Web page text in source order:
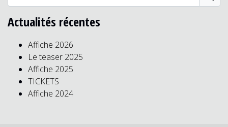
Actualités récentes
Affiche 2026
Le teaser 2025
Affiche 2025
TICKETS
Affiche 2024